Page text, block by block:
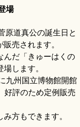
場
原道真公の誕生日と
販売されます。
んだ「きゅーはくの
場します。
九州国立博物館開館
好評のため定例販売
方もできます。